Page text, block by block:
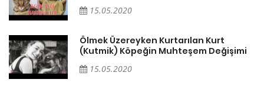
15.05.2020
Ölmek Üzereyken Kurtarılan Kurt
(Kutmik) Köpeğin Muhteşem Değişimi
15.05.2020